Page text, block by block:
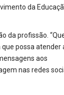
da
da profissão.
possa atender
aos
nas redes